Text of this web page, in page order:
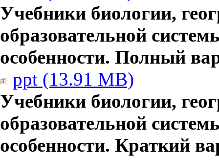
Учебники биологии,
образовательной
особенности. Полный
ppt (13.91 MB)
Учебники биологии,
образовательной
особенности. Краткий